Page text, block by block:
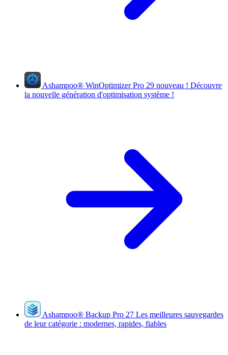
Ashampoo® WinOptimizer Pro 29 nouveau ! Découvre
la nouvelle génération d'optimisation système !
Ashampoo® Backup Pro 27 Les meilleures sauvegardes
de leur catégorie : modernes, rapides, fiables